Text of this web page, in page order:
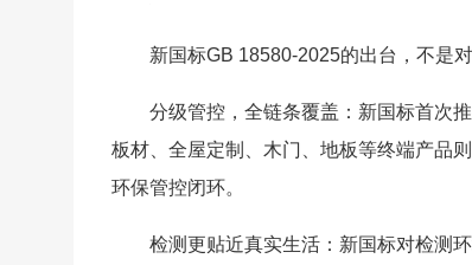
新国标GB 18580-2025的出台，不是
分级管控，全链条覆盖：新国标首次
板材、全屋定制、木门、地板等终端产品
环保管控闭环。
检测更贴近真实生活：新国标对检测